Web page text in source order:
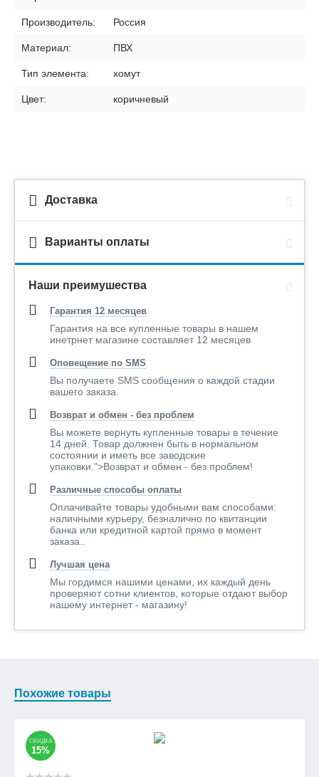
Производитель: Россия
Материал: ПВХ
Тип элемента: хомут
Цвет: коричневый
Доставка
Варианты оплаты
Наши преимушества
Гарантия 12 месяцев
Гарантия на все купленные товары в нашем
инетрнет магазине составляет 12 месяцев
Оповещение по SMS
Вы получаете SMS сообщения о каждой стадии
вашего заказа.
Возврат и обмен - без проблем
Вы можете вернуть купленные товары в течение
14 дней. Товар должнен быть в нормальном
состоянии и иметь все заводские
упаковки.">Возврат и обмен - без проблем!
Различные способы оплаты
Оплачивайте товары удобными вам способами:
наличными курьеру, безналично по квитанции
банка или кредитной картой прямо в момент
заказа..
Лучшая цена
Мы гордимся нашими ценами, их каждый день
проверяют сотни клиентов, которые отдают выбор
нашему интернет - магазину!
Похожие товары
СКИДКА
15%